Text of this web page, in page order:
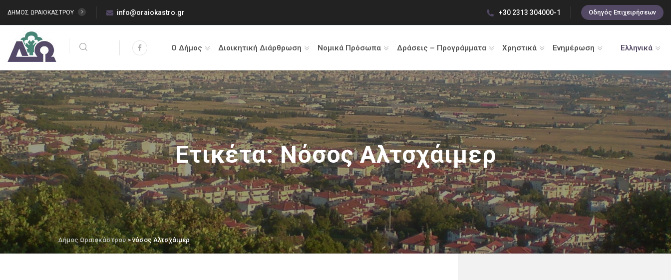
ΔΗΜΟΣ ΩΡΑΙΟΚΑΣΤΡΟΥ info@oraiokastro.gr +30 2313 304000-1 Οδηγός Επιχειρήσεων
Ο Δήμος Διοικητική Διάρθρωση Νομικά Πρόσωπα Δράσεις – Προγράμματα Χρηστικά Ενημέρωση Ελληνικά
Ετικέτα:Νόσος Αλτσχάιμερ
Δήμος Ωραιοκάστρου> νόσος Αλτσχάιμερ